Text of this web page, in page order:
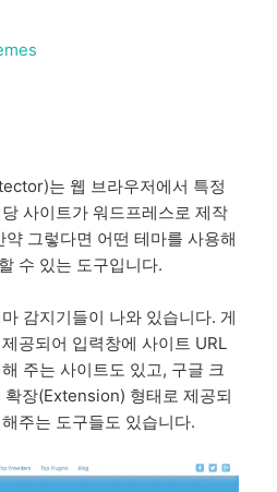
는 웹 브라우저에서 특정
사이트가 워드프레스로 제작
그렇다면 어떤 테마를 사용해
수 있는 도구입니다.
감지기들이 나와 있습니다. 게
공되어 입력창에 사이트 URL
주는 사이트도 있고, 구글 크
장(Extension) 형태로 제공되
주는 도구들도 있습니다.